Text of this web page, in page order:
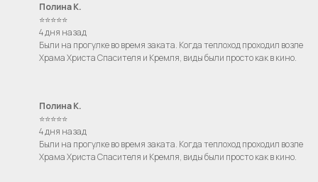
Полина К.
⭐⭐⭐⭐⭐
4 дня назад
Были на прогулке во время заката. Когда теплоход проходил возле
Храма Христа Спасителя и Кремля, виды были просто как в кино.
Полина К.
⭐⭐⭐⭐⭐
4 дня назад
Были на прогулке во время заката. Когда теплоход проходил возле
Храма Христа Спасителя и Кремля, виды были просто как в кино.